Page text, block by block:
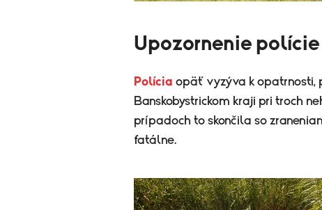
Upozornenie polície
Polícia opäť vyzýva k opatrnosti,
Banskobystrickom kraji pri troch
prípadoch to skončila so
fatálne.